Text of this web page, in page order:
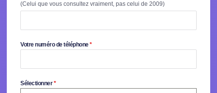
(Celui que vous consultez vraiment, pas celui de 2009)
Votre numéro de téléphone*
Sélectionner*